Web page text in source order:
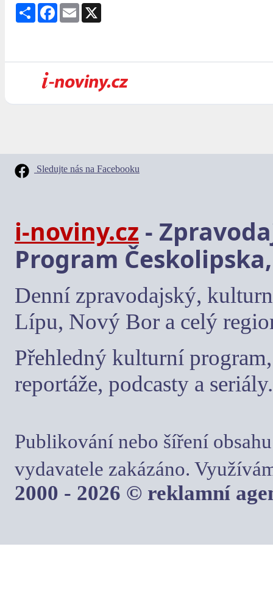
Share Facebook
Email
Sledujte nás na Facebooku
i-noviny.cz -
Program
Denní zpravodajský,
Lípu, Nový Bor a celý
Přehledný kulturní
reportáže, podcasty a seriály.
Publikování nebo šíření
vydavatele zakázáno.
2000 - 2026 © reklamní